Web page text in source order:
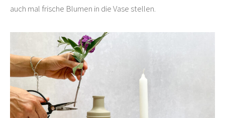
auch mal frische Blumen in die Vase stellen.